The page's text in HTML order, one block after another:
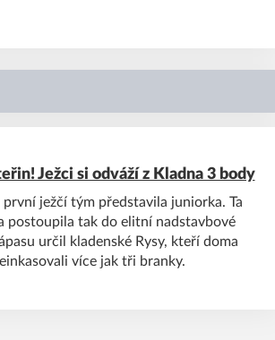
Ježci si odváží z Kladna 3 body
první ježčí tým představila juniorka. Ta
postoupila tak do elitní nadstavbové
určil kladenské Rysy, kteří doma
více jak tři branky.